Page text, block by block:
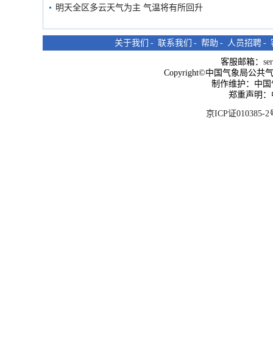
明天全区多云天气为主 气温将有所回升
关于我们 - 联系我们 - 帮助 - 人员招聘 -
客服邮箱：
Copyright©中国气象局公共
制作维护：中
郑重声明
京ICP证010385-2